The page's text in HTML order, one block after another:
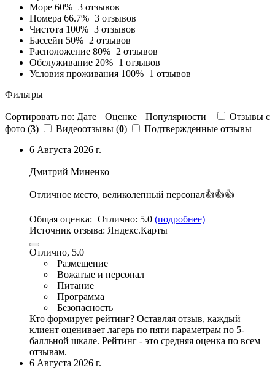
Море 60% 3 отзывов
Номера 66.7% 3 отзывов
Чистота 100% 3 отзывов
Бассейн 50% 2 отзывов
Расположение 80% 2 отзывов
Обслуживание 20% 1 отзывов
Условия проживания 100% 1 отзывов
Фильтры
Сортировать по: Дате Оценке Популярности
Отзывы c
фото (3) Видеоотзывы (0)
Подтвержденные отзывы
6 Августа 2026 г.
Дмитрий Миненко
Отличное место, великолепный персонал👍👍👍
Общая оценка: Отлично: 5.0 (подробнее)
Источник отзыва: Яндекс.Карты
Отлично, 5.0
Размещение
Вожатые и персонал
Питание
Программа
Безопасность
Кто формирует рейтинг? Оставляя отзыв, каждый
клиент оценивает лагерь по пяти параметрам по 5-
балльной шкале. Рейтинг - это средняя оценка по всем
отзывам.
6 Августа 2026 г.